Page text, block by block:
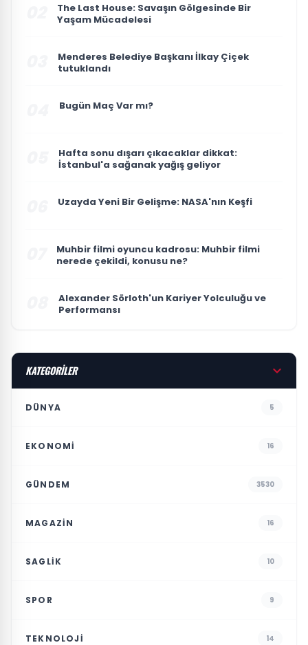
The Last House: Savaşın Gölgesinde Bir
Yaşam Mücadelesi
Menderes Belediye Başkanı İlkay Çiçek
tutuklandı
Bugün Maç Var mı?
Hafta sonu dışarı çıkacaklar dikkat:
İstanbul'a sağanak yağış geliyor
Uzayda Yeni Bir Gelişme: NASA'nın Keşfi
Muhbir filmi oyuncu kadrosu: Muhbir filmi
nerede çekildi, konusu ne?
Alexander Sörloth'un Kariyer Yolculuğu ve
Performansı
KATEGORİLER
DÜNYA 5
EKONOMI 16
GÜNDEM 3530
MAGAZIN 16
SAGLIK 10
SPOR 9
TEKNOLOJI 14